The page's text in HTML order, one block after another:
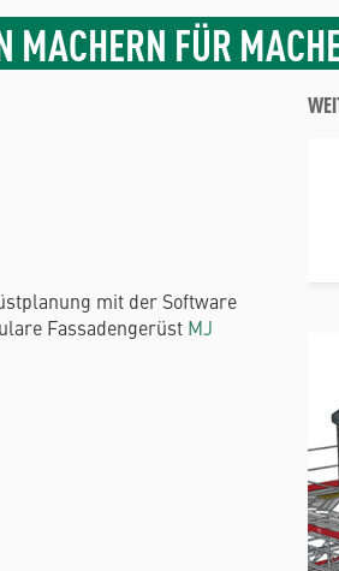
MACHERN FÜR
mit der Software
Fassadengerüst MJ